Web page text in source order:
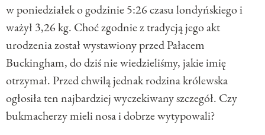
w poniedziałek o godzinie 5:26 czasu londyńskiego i
ważył 3,26 kg. Choć zgodnie z tradycją jego akt
urodzenia został wystawiony przed Pałacem
Buckingham, do dziś nie wiedzieliśmy, jakie imię
otrzymał. Przed chwilą jednak rodzina królewska
ogłosiła ten najbardziej wyczekiwany szczegół. Czy
bukmacherzy mieli nosa i dobrze wytypowali?